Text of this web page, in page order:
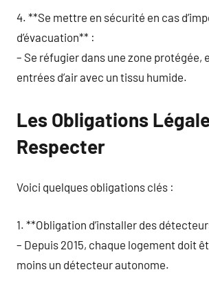
4. **Se mettre en sécurité en cas
d’évacuation** :
– Se réfugier dans une zone protégée,
entrées d’air avec un tissu humide.
Les Obligations
Respecter
Voici quelques obligations clés :
1. **Obligation d’installer des
– Depuis 2015, chaque logement doit
moins un détecteur autonome.